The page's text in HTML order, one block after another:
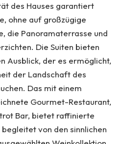
des Hauses garantiert
ohne auf großzügige
die Panoramaterrasse und
Die Suiten bieten
Ausblick, der es ermöglicht,
der Landschaft des
Das mit einem
Gourmet-Restaurant,
Bar, bietet raffinierte
von den sinnlichen